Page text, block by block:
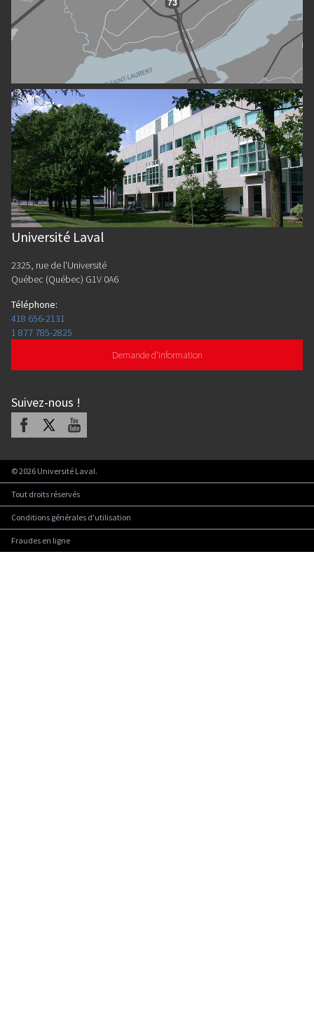
Université Laval
2325, rue de l'Université
Québec (Québec) G1V 0A6
Téléphone:
418 656-2131
1 877 785-2825
Demande d'information
Suivez-nous !
Facebook Youtube
©2026 Université Laval.
Tout droits réservés
Conditions générales d'utilisation
Fraudes en ligne